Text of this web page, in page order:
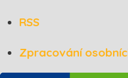
RSS
Zpracování